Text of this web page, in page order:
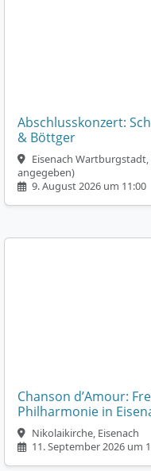
Abschlusskonzert:
& Böttger
Eisenach
angegeben)
9. August 2026 um 11:00
Chanson d’Amour:
Philharmonie in
Nikolaikirche, Eisenach
11. September 2026 um